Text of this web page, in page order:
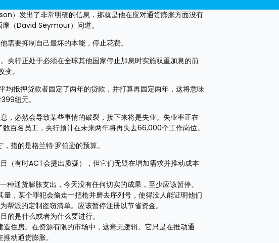
）发出了非常明确的信息，那就是他在应对通货膨胀方面没有
摩（David Seymour）问道。
需要抑制自己最坏的本能，停止花费。
央行正处于必须在全球其他国家停止加息时实施双重加息的前
。
均抵押贷款者固定了两年的贷款，并打算再固定两年，这将意味
纽元。
，必然会导致某些事情的破裂，接下来将是失业。失业率正在
百名员工，央行预计在未来两年将再失去66,000个工作岗位。
指的是格兰特·罗伯逊的预算。
（有时ACT会提出质疑），但它们无疑在增加需求并推动成本
通货膨胀支出，今天没有任何切实的成果，至少应该暂停。
，某个罪犯会偷走一把枪并磨去序列号，使得没人能证明他们
派的定制盗窃清单。应该暂停注册以节省资金。
的是什么或者为什么要进行。
住房。在资源有限的市场中，这毫无逻辑。它只是在推动通
动通货膨胀。